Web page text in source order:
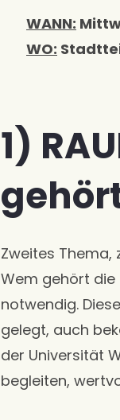
WANN:
WO:
1)
Zweites Thema,
Wem gehört die
notwendig.
gelegt, auch
der Universität
begleiten,